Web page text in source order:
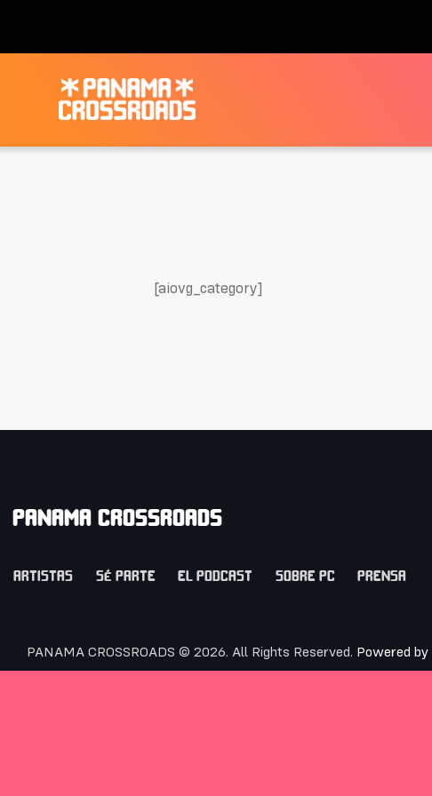
[aiovg_category]
PANAMA CROSSROADS
ARTISTAS SÉ PARTE EL PODCAST SOBRE PC PRENSA
PANAMA CROSSROADS © 2026. All Rights Reserved. Powered by